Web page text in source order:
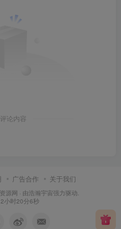
论内容
广告合作 关于我们
源网 · 由浩瀚宇宙强力驱动.
小时20分7秒